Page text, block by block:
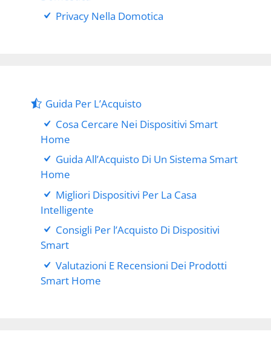
Privacy Nella Domotica
Guida Per L’Acquisto
Cosa Cercare Nei Dispositivi Smart
Home
Guida All’Acquisto Di Un Sistema Smart
Home
Migliori Dispositivi Per La Casa
Intelligente
Consigli Per l’Acquisto Di Dispositivi
Smart
Valutazioni E Recensioni Dei Prodotti
Smart Home